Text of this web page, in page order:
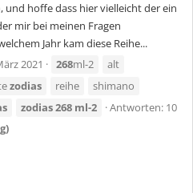
und hoffe dass hier vielleicht der ein
mir bei meinen Fragen
Jahr kam diese Reihe...
2021 268ml-2
alt
zodias reihe
shimano
zodias268 ml-2
Antworten: 10